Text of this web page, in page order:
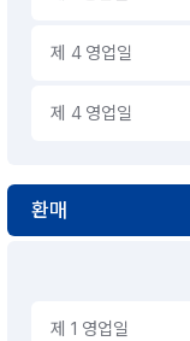
제 4 영업일
제 4 영업일
환매
제 1 영업일